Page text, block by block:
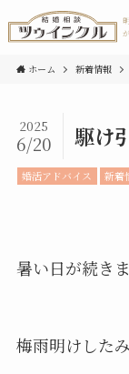
ホーム 新着情報
駆け
2025
6/20
婚活アドバイス 新着
暑い日が続きま
梅雨明けした